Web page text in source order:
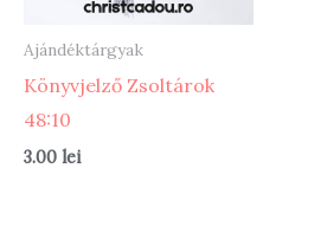
Ajándéktárgyak
Könyvjelző Zsoltárok
48:10
3.00 lei